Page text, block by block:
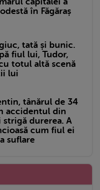
în Făgăraș
tată și bunic.
fiul lui, Tudor,
totul altă scenă
lui
tânărul de 34
accidentul din
strigă durerea. A
cum fiul ei
suflare